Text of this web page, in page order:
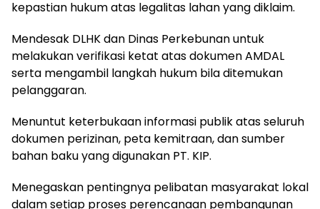
kepastian hukum atas legalitas lahan yang diklaim.
Mendesak DLHK dan Dinas Perkebunan untuk
melakukan verifikasi ketat atas dokumen AMDAL
serta mengambil langkah hukum bila ditemukan
pelanggaran.
Menuntut keterbukaan informasi publik atas seluruh
dokumen perizinan, peta kemitraan, dan sumber
bahan baku yang digunakan PT. KIP.
Menegaskan pentingnya pelibatan masyarakat lokal
dalam setiap proses perencanaan pembangunan